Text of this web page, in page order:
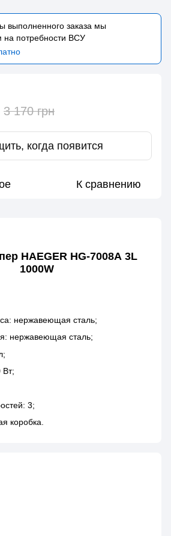
выполненного заказа мы
на потребности BCУ
3 170 грн
когда появится
К сравнению
HAEGER HG-7008А 3L
1000W
нержавеющая сталь;
нержавеющая сталь;
Вт;
3;
коробка.